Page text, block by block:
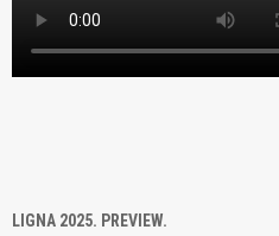
LIGNA 2025. PREVIEW.